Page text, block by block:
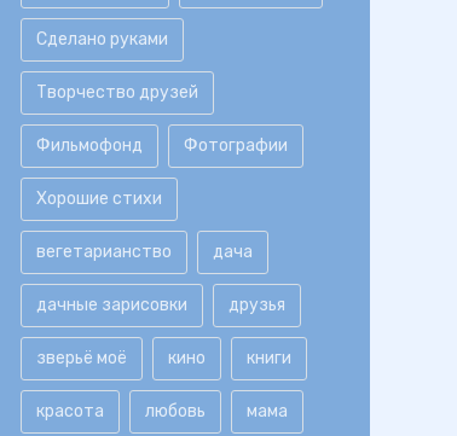
Сделано руками
Творчество друзей
Фильмофонд Фотографии
Хорошие стихи
вегетарианство дача
дачные зарисовки друзья
зверьё моё кино книги
красота любовь мама